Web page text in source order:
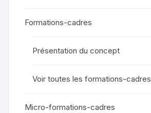
Formations-cadres
Présentation du concept
Voir toutes les formations-cadres
Micro-formations-cadres